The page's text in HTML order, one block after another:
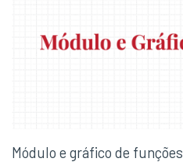
Módulo e gráfico de funções